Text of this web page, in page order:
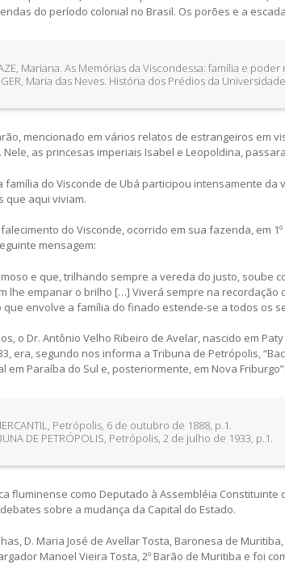
do período colonial no Brasil. Os porões e a
Mariana. As Memórias da Viscondessa: família e
Maria das Neves. História dos Prédios da
mencionado em vários relatos de estrangeiros em
Nele, as princesas imperiais Isabel e Leopoldina,
família do Visconde de Ubá participou intensamente
que aqui viviam.
do Visconde, ocorrido em sua fazenda, em
mensagem:
e que, trilhando sempre a vereda do justo, soube
lhe empanar o brilho […] Viverá sempre na
que envolve a família do finado estende-se a todos os
o Dr. Antônio Velho Ribeiro de Avelar, nascido em
era, segundo nos informa a Tribuna de Petrópolis,
em Paraíba do Sul e, posteriormente, em Nova
Petrópolis, 6 de outubro de 1888, p.1.
DE PETRÓPOLIS, Petrópolis, 2 de julho de 1933, p.1.
fluminense como Deputado à Assembléia
sobre a mudança da Capital do Estado.
D. Maria José de Avellar Tosta, Baronesa de
Manoel Vieira Tosta, 2º Barão de Muritiba e foi